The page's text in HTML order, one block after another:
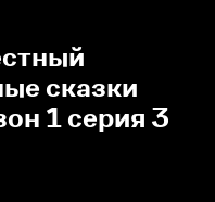
сказки
1 серия 3